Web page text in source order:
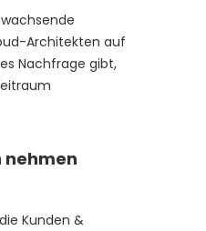
Architekten auf
Nachfrage gibt,
nehmen
Kunden &